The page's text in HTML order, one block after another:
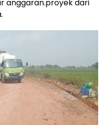
anggaran.proyek dari